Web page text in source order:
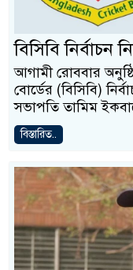
বিসিবি
আগামী রোববার
বোর্ডের (বিসিবি)
সভাপতি তামিম
বিস্তারিত..